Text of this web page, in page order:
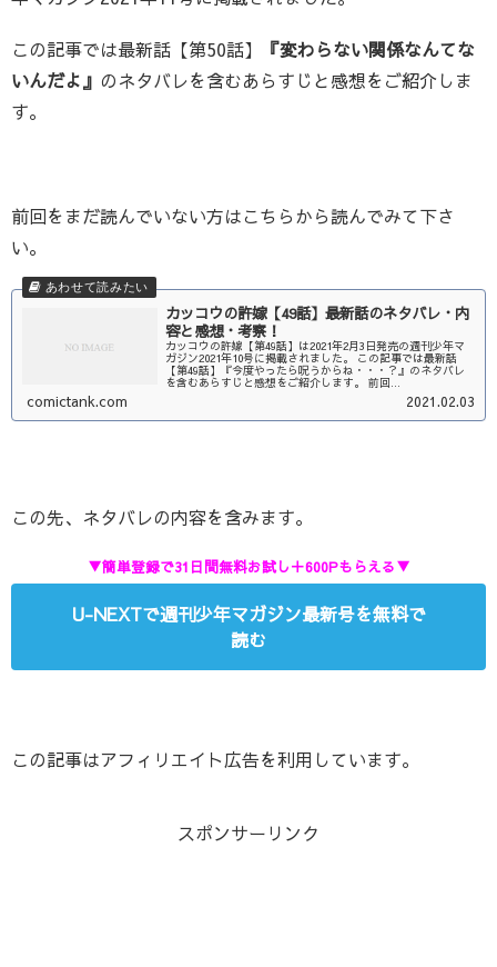
この記事では最新話【第50話】
『変わらない関係なんてな
いんだよ』 のネタバレを含むあらすじと感想をご紹介しま
す。
前回をまだ読んでいない方はこちらから読んでみて下さ
い。
カッコウの許嫁【49話】最新話のネタバレ・内
容と感想・考察！
カッコウの許嫁【第49話】は2021年2月3日発売の週刊少年マ
ガジン2021年10号に掲載されました。 この記事では最新話
【第49話】『今度やったら呪うからね・・・？』のネタバレ
を含むあらすじと感想をご紹介します。 前回...
comictank.com 2021.02.03
この先、ネタバレの内容を含みます。
▼簡単登録で31日間無料お試し＋600Pもらえる▼
U-NEXTで週刊少年マガジン最新号を無料で
読む
この記事はアフィリエイト広告を利用しています。
スポンサーリンク